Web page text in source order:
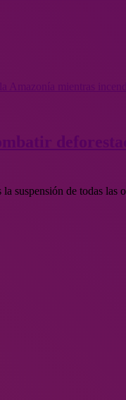
Amazonía mientras
suspensión de todas las